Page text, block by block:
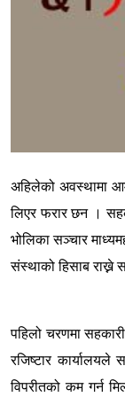
अहिलेको अवस्थामा
लिएर फरार छन ।
भोलिका सञ्चार
संस्थाको हिसाब राख्ने
पहिलो चरणमा
रजिष्टार
विपरीतको कम गर्न